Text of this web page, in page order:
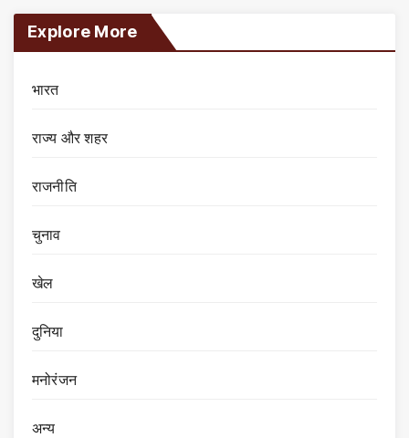
Explore More
भारत
राज्य और शहर
राजनीति
चुनाव
खेल
दुनिया
मनोरंजन
अन्य